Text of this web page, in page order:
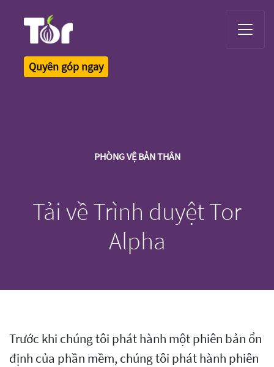
Quyên góp ngay
PHÒNG VỆ BẢN THÂN
Tải về Trình duyệt Tor
Alpha
Trước khi chúng tôi phát hành một phiên bản ổn
định của phần mềm, chúng tôi phát hành phiên